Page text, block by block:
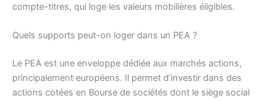
compte-titres, qui loge les valeurs mobilières éligibles.
Quels supports peut-on loger dans un PEA ?
Le PEA est une enveloppe dédiée aux marchés actions,
principalement européens. Il permet d’investir dans des
actions cotées en Bourse de sociétés dont le siège social